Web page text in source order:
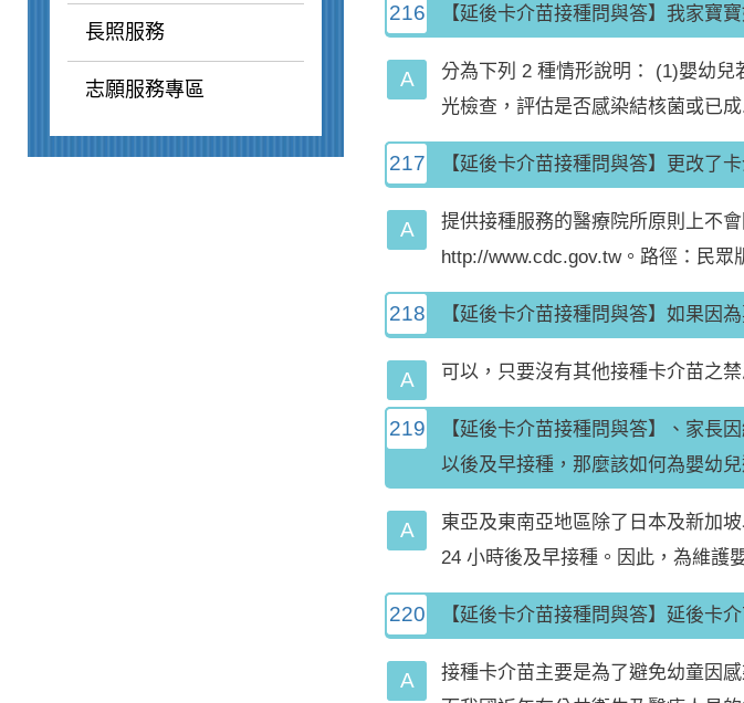
長照服務
志願服務專區
216 【延後卡介苗接種問與答】我家寶
分為下列 2 種情形說明： (1)嬰幼
光檢查，評估是否感染結核菌或已
217 【延後卡介苗接種問與答】更改了
提供接種服務的醫療院所原則上不
http://www.cdc.gov.tw。路徑：民眾
218 【延後卡介苗接種問與答】如果因
可以，只要沒有其他接種卡介苗之
219
【延後卡介苗接種問與答】、家長
以後及早接種，那麼該如何為嬰幼
東亞及東南亞地區除了日本及新加
24 小時後及早接種。因此，為維護
220 【延後卡介苗接種問與答】延後卡
接種卡介苗主要是為了避免幼童因